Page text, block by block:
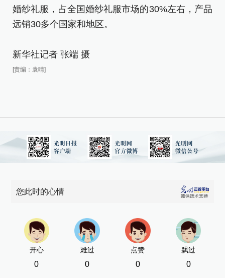
婚纱礼服，占全国婚纱礼服市场的30%左右，产品
远销30多个国家和地区。
新华社记者 张端 摄
[责编：袁晴]
您此时的心情
开心
0
难过
0
点赞
0
飘过
0